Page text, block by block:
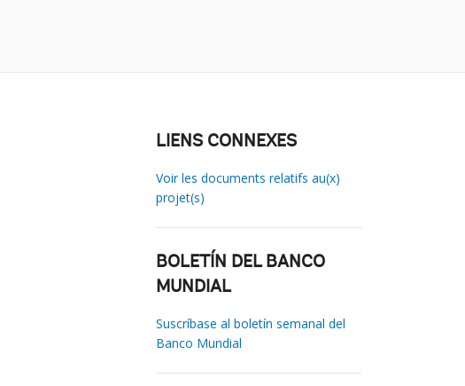
LIENS CONNEXES
Voir les documents relatifs au(x)
projet(s)
BOLETÍN DEL BANCO
MUNDIAL
Suscríbase al boletín semanal del
Banco Mundial